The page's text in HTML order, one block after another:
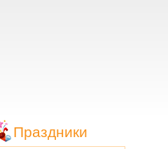
Праздники